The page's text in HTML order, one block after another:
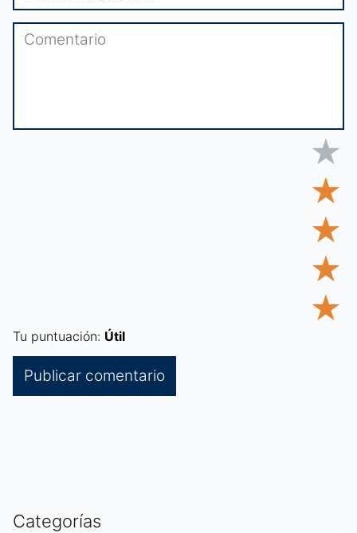
★
★
★
★
★
Tu puntuación: Útil
Categorías